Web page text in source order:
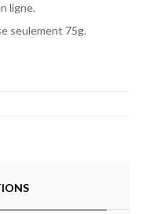
ligne.
seulement 75g.